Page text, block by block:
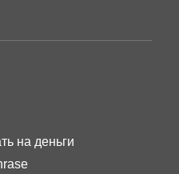
на деньги